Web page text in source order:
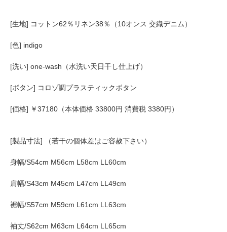
[生地] コットン62％リネン38％（10オンス 交織デニム）
[色] indigo
[洗い] one-wash（水洗い天日干し仕上げ）
[ボタン] コロゾ調プラスティックボタン
[価格] ￥37180（本体価格 33800円 消費税 3380円）
[製品寸法] （若干の個体差はご容赦下さい）
身幅/S54cm M56cm L58cm LL60cm
肩幅/S43cm M45cm L47cm LL49cm
裾幅/S57cm M59cm L61cm LL63cm
袖丈/S62cm M63cm L64cm LL65cm